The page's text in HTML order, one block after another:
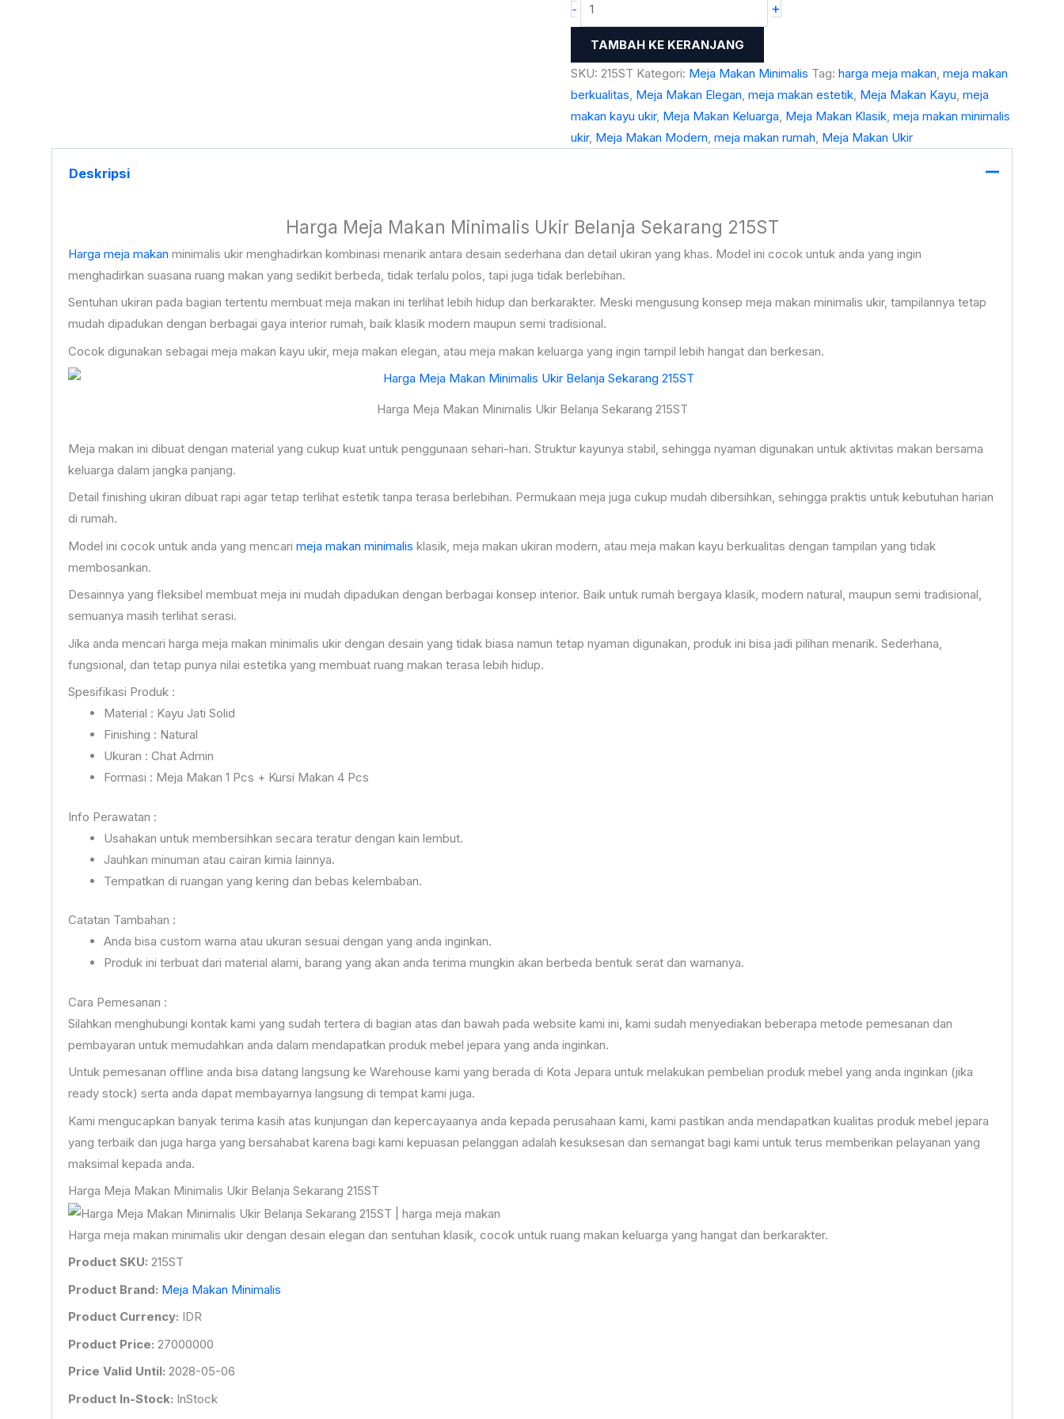
- +
TAMBAH KE KERANJANG
SKU: 215ST Kategori: Meja Makan Minimalis Tag: harga meja makan meja makan
berkualitas Meja Makan Elegan meja makan estetik, Meja Makan Kayu meja
makan kayu ukir, Meja Makan Keluarga Meja Makan Klasik, meja makan minimalis
ukir, Meja Makan Modern meja makan rumah Meja Makan Ukir
Deskripsi
Harga Meja Makan Minimalis Ukir Belanja Sekarang 215ST
Harga meja makan minimalis ukir menghadirkan kombinasi menarik antara desain sederhana dan detail ukiran yang khas. Model ini cocok untuk anda yang ingin
menghadirkan suasana ruang makan yang sedikit berbeda, tidak terlalu polos, tapi juga tidak berlebihan.
Sentuhan ukiran pada bagian tertentu membuat meja makan ini terlihat lebih hidup dan berkarakter. Meski mengusung konsep meja makan minimalis ukir, tampilannya tetap
mudah dipadukan dengan berbagai gaya interior rumah, baik klasik modern maupun semi tradisional.
Cocok digunakan sebagai meja makan kayu ukir, meja makan elegan, atau meja makan keluarga yang ingin tampil lebih hangat dan berkesan.
Harga Meja Makan Minimalis Ukir Belanja Sekarang 215ST
Meja makan ini dibuat dengan material yang cukup kuat untuk penggunaan sehari-hari. Struktur kayunya stabil, sehingga nyaman digunakan untuk aktivitas makan bersama
keluarga dalam jangka panjang.
Detail finishing ukiran dibuat rapi agar tetap terlihat estetik tanpa terasa berlebihan. Permukaan meja juga cukup mudah dibersihkan, sehingga praktis untuk kebutuhan harian
di rumah.
Model ini cocok untuk anda yang mencari meja makan minimalis klasik, meja makan ukiran modern, atau meja makan kayu berkualitas dengan tampilan yang tidak
membosankan.
Desainnya yang fleksibel membuat meja ini mudah dipadukan dengan berbagai konsep interior. Baik untuk rumah bergaya klasik, modern natural, maupun semi tradisional,
semuanya masih terlihat serasi.
Jika anda mencari harga meja makan minimalis ukir dengan desain yang tidak biasa namun tetap nyaman digunakan, produk ini bisa jadi pilihan menarik. Sederhana,
fungsional, dan tetap punya nilai estetika yang membuat ruang makan terasa lebih hidup.
Spesifikasi Produk :
Material : Kayu Jati Solid
Finishing : Natural
Ukuran : Chat Admin
Formasi : Meja Makan 1 Pcs + Kursi Makan 4 Pcs
Info Perawatan :
Usahakan untuk membersihkan secara teratur dengan kain lembut.
Jauhkan minuman atau cairan kimia lainnya.
Tempatkan di ruangan yang kering dan bebas kelembaban.
Catatan Tambahan :
Anda bisa custom warna atau ukuran sesuai dengan yang anda inginkan.
Produk ini terbuat dari material alami, barang yang akan anda terima mungkin akan berbeda bentuk serat dan warnanya.
Cara Pemesanan :
Silahkan menghubungi kontak kami yang sudah tertera di bagian atas dan bawah pada website kami ini, kami sudah menyediakan beberapa metode pemesanan dan
pembayaran untuk memudahkan anda dalam mendapatkan produk mebel jepara yang anda inginkan.
Untuk pemesanan offline anda bisa datang langsung ke Warehouse kami yang berada di Kota Jepara untuk melakukan pembelian produk mebel yang anda inginkan (jika
ready stock) serta anda dapat membayarnya langsung di tempat kami juga.
Kami mengucapkan banyak terima kasih atas kunjungan dan kepercayaanya anda kepada perusahaan kami, kami pastikan anda mendapatkan kualitas produk mebel jepara
yang terbaik dan juga harga yang bersahabat karena bagi kami kepuasan pelanggan adalah kesuksesan dan semangat bagi kami untuk terus memberikan pelayanan yang
maksimal kepada anda.
Harga Meja Makan Minimalis Ukir Belanja Sekarang 215ST
Harga meja makan minimalis ukir dengan desain elegan dan sentuhan klasik, cocok untuk ruang makan keluarga yang hangat dan berkarakter.
Product SKU: 215ST
Product Brand: Meja Makan Minimalis
Product Currency: IDR
Product Price: 27000000
Price Valid Until: 2028-05-06
Product In-Stock: InStock